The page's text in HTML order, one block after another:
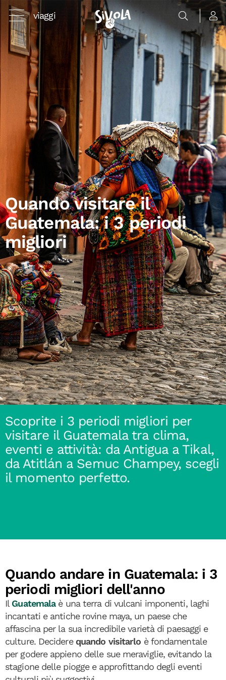
viaggi
Quando visitare il
Guatemala: i 3 periodi
migliori
Scoprite i 3 periodi migliori per
visitare il Guatemala tra clima,
eventi e attività: da Antigua a Tikal,
da Atitlán a Semuc Champey, scegli
il momento perfetto.
Quando andare in Guatemala: i 3
periodi migliori dell'anno
Il Guatemalaè una terra di vulcani imponenti, laghi
incantati e antiche rovine maya, un paese che
affascina per la sua incredibile varietà di paesaggi e
culture. Deciderequando visitarlo è fondamentale
per godere appieno delle sue meraviglie, evitando la
stagione delle piogge e approfittando degli eventi